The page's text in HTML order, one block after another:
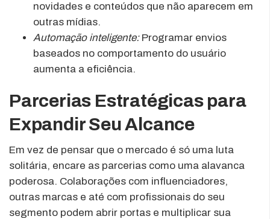
novidades e conteúdos que não aparecem em
outras mídias.
Automação inteligente:Programar envios
baseados no comportamento do usuário
aumenta a eficiência.
Parcerias Estratégicas para
Expandir Seu Alcance
Em vez de pensar que o mercado é só uma luta
solitária, encare as parcerias como uma alavanca
poderosa. Colaborações com influenciadores,
outras marcas e até com profissionais do seu
segmento podem abrir portas e multiplicar sua